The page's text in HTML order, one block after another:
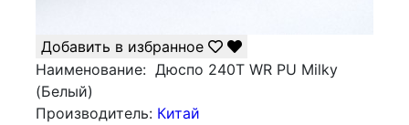
Добавить в избранное
Наименование: Дюспо 240Т WR PU Milky
(Белый)
Производитель: Китай